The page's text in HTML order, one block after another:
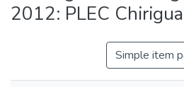
2012: PLEC
Simple item